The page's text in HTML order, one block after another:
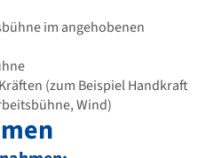
im angehobenen
(zum Beispiel Handkraft
Wind)